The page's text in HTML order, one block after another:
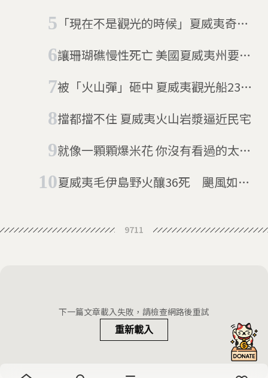
「現在不是觀光的時候」夏威夷奇勞
讓珊瑚礁慢性死亡 美國夏威夷州要禁
被「火山彈」砸中 夏威夷觀光船23人
擋都擋不住 夏威夷火山岩漿逼近民宅
就像一顆顆爆米花 你沒有看過的太陽
夏威夷毛伊島野火釀36死 颶風如何
9711
下一篇文章載入失敗，請檢查網路後重試
重新載入